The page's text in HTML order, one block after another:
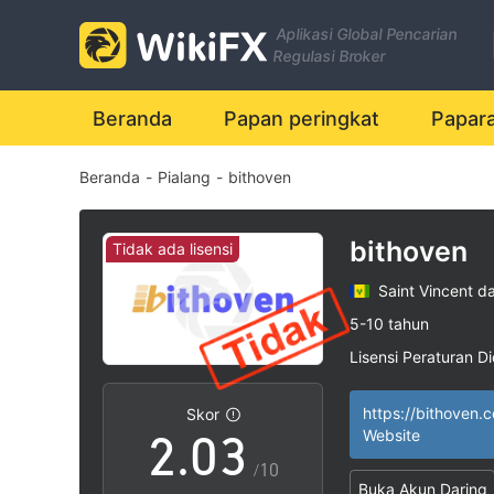
Aplikasi Global Pencarian
Regulasi Broker
Beranda Papan peringkat
Beranda - Pialang - bithoven
Tidak ada lisensi
Skor
0
1
2.0
0
1
2
3 /10
bithoven
Saint Vincent
5-10 tahun
Lisensi Peraturan
Potensi risiko
https://
Website
Buka Akun Daring